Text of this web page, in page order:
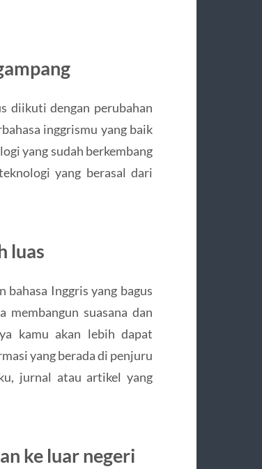
diikuti dengan perubahan
inggrismu yang baik
yang sudah berkembang
yang berasal dari
luas
Inggris yang bagus
suasana dan
kamu akan lebih dapat
yang berada di penjuru
jurnal atau artikel yang
ke luar negeri